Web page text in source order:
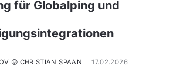
für Globalping und
😛 CHRISTIAN SPAAN 17.02.2026